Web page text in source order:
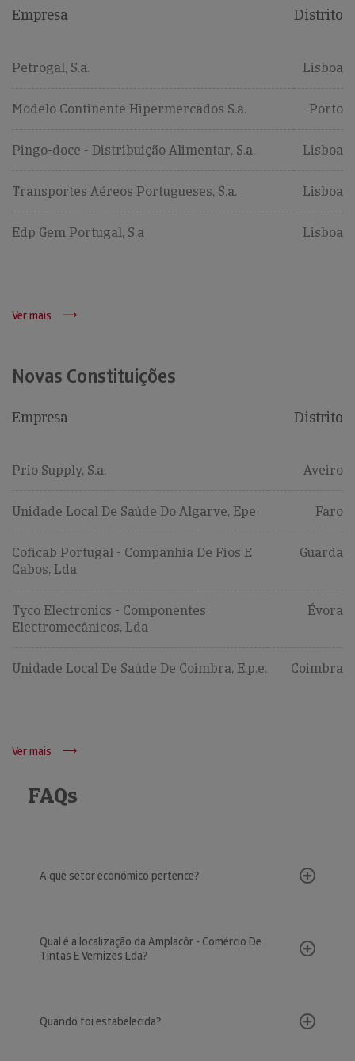
Empresa Distrito
Petrogal, S.a. Lisboa
Modelo Continente Hipermercados S.a. Porto
Pingo-doce - Distribuição Alimentar, S.a. Lisboa
Transportes Aéreos Portugueses, S.a. Lisboa
Edp Gem Portugal, S.a Lisboa
Ver mais
Novas Constituições
Empresa Distrito
Prio Supply, S.a. Aveiro
Unidade Local De Saúde Do Algarve, Epe Faro
Coficab Portugal - Companhia De Fios E
Cabos, Lda
Guarda
Tyco Electronics - Componentes
Electromecânicos, Lda
Évora
Unidade Local De Saúde De Coimbra, E.p.e. Coimbra
Ver mais
FAQs
A que setor económico pertence?
Qual é a localização da Amplacôr - Comércio De
Tintas E Vernizes Lda?
Quando foi estabelecida?